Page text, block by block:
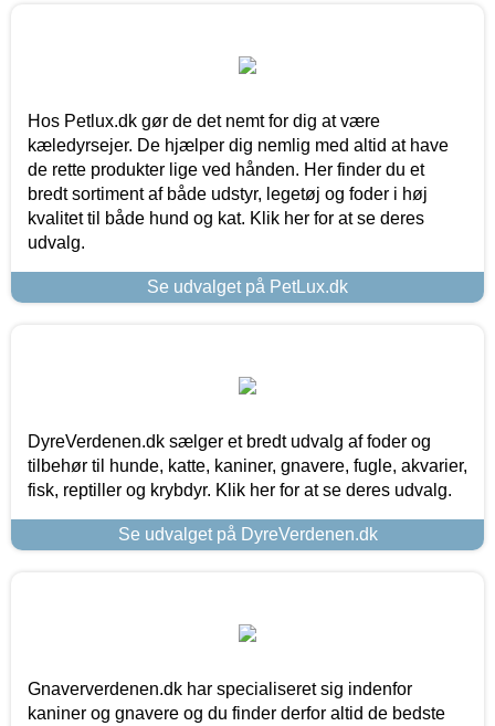
Hos Petlux.dk gør de det nemt for dig at være
kæledyrsejer. De hjælper dig nemlig med altid at have
de rette produkter lige ved hånden. Her finder du et
bredt sortiment af både udstyr, legetøj og foder i høj
kvalitet til både hund og kat. Klik her for at se deres
udvalg.
Se udvalget på PetLux.dk
DyreVerdenen.dk sælger et bredt udvalg af foder og
tilbehør til hunde, katte, kaniner, gnavere, fugle, akvarier,
fisk, reptiller og krybdyr. Klik her for at se deres udvalg.
Se udvalget på DyreVerdenen.dk
Gnaververdenen.dk har specialiseret sig indenfor
kaniner og gnavere og du finder derfor altid de bedste